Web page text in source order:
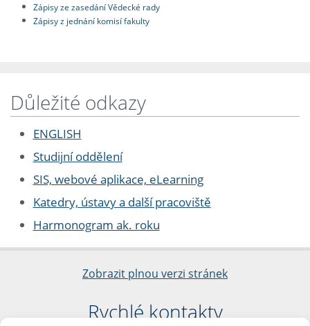
Zápisy ze zasedání Vědecké rady
Zápisy z jednání komisí fakulty
Důležité odkazy
ENGLISH
Studijní oddělení
SIS, webové aplikace, eLearning
Katedry, ústavy a další pracoviště
Harmonogram ak. roku
Zobrazit plnou verzi stránek
Rychlé kontakty